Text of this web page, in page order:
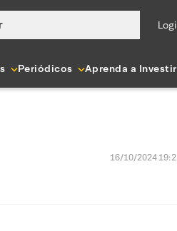
Periódicos Aprenda a Investir
16/10/2024